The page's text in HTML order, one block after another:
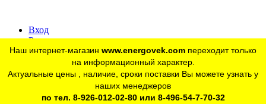
Вход
Регистрация
Для юр. лиц:+7 (926) 012-02-80
Наш интернет-магазин www.energovek.com переходит только
на информационный характер.
Актуальные цены , наличие, сроки поставки Вы можете узнать у
наших менеджеров
по тел. 8-926-012-02-80 или 8-496-54-7-70-32